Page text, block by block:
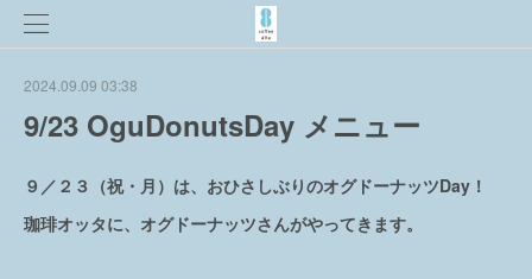
2024.09.09 03:38
9/23 OguDonutsDay メニュー
９／２３（祝・月）は、おひさしぶりのオグドーナッツDay！
珈琲オッタに、オグドーナッツさんがやってきます。